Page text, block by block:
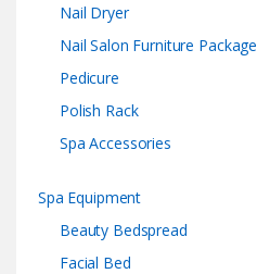
Nail Dryer
Nail Salon Furniture Package
Pedicure
Polish Rack
Spa Accessories
Spa Equipment
Beauty Bedspread
Facial Bed